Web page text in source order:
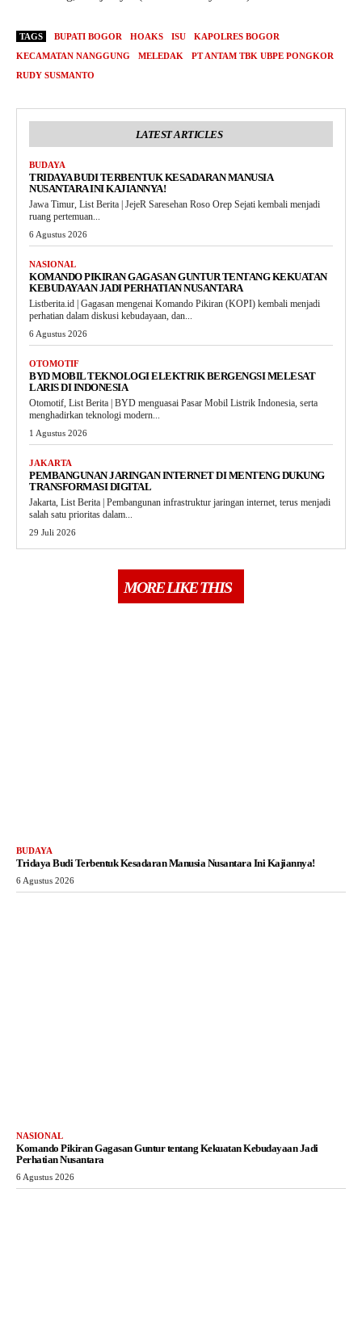
TAGS BUPATI BOGOR HOAKS ISU
KAPOLRES BOGOR
KECAMATAN NANGGUNG
MELEDAK
PT ANTAM TBK UBPE PONGKOR
RUDY SUSMANTO
LATEST ARTICLES
BUDAYA
TRIDAYA BUDI TERBENTUK KESADARAN MANUSIA
NUSANTARA INI KAJIANNYA!
Jawa Timur, List Berita | JejeR Saresehan Roso Orep Sejati kembali menjadi
ruang pertemuan...
6 Agustus 2026
NASIONAL
KOMANDO PIKIRAN GAGASAN GUNTUR TENTANG KEKUATAN
KEBUDAYAAN JADI PERHATIAN NUSANTARA
Listberita.id | Gagasan mengenai Komando Pikiran (KOPI) kembali menjadi
perhatian dalam diskusi kebudayaan, dan...
6 Agustus 2026
OTOMOTIF
BYD MOBIL TEKNOLOGI ELEKTRIK BERGENGSI MELESAT
LARIS DI INDONESIA
Otomotif, List Berita | BYD menguasai Pasar Mobil Listrik Indonesia, serta
menghadirkan teknologi modern...
1 Agustus 2026
JAKARTA
PEMBANGUNAN JARINGAN INTERNET DI MENTENG DUKUNG
TRANSFORMASI DIGITAL
Jakarta, List Berita | Pembangunan infrastruktur jaringan internet, terus menjadi
salah satu prioritas dalam...
29 Juli 2026
MORE LIKE THIS
BUDAYA
Tridaya Budi Terbentuk Kesadaran Manusia Nusantara Ini Kajiannya!
6 Agustus 2026
NASIONAL
Komando Pikiran Gagasan Guntur tentang Kekuatan Kebudayaan Jadi
Perhatian Nusantara
6 Agustus 2026